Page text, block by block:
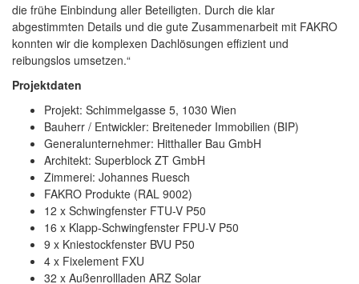
die frühe Einbindung aller Beteiligten. Durch die klar
abgestimmten Details und die gute Zusammenarbeit mit FAKRO
konnten wir die komplexen Dachlösungen effizient und
reibungslos umsetzen.“
Projektdaten
Projekt: Schimmelgasse 5, 1030 Wien
Bauherr / Entwickler: Breiteneder Immobilien (BIP)
Generalunternehmer: Hitthaller Bau GmbH
Architekt: Superblock ZT GmbH
Zimmerei: Johannes Ruesch
FAKRO Produkte (RAL 9002)
12 x Schwingfenster FTU-V P50
16 x Klapp-Schwingfenster FPU-V P50
9 x Kniestockfenster BVU P50
4 x Fixelement FXU
32 x Außenrollladen ARZ Solar